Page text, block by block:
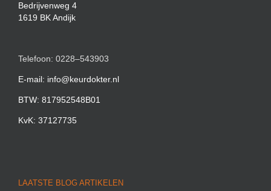
Bedrijvenweg 4
1619 BK Andijk
Telefoon: 0228–543903
E-mail: info@keurdokter.nl
BTW: 817952548B01
KvK: 37127735
LAATSTE BLOG ARTIKELEN